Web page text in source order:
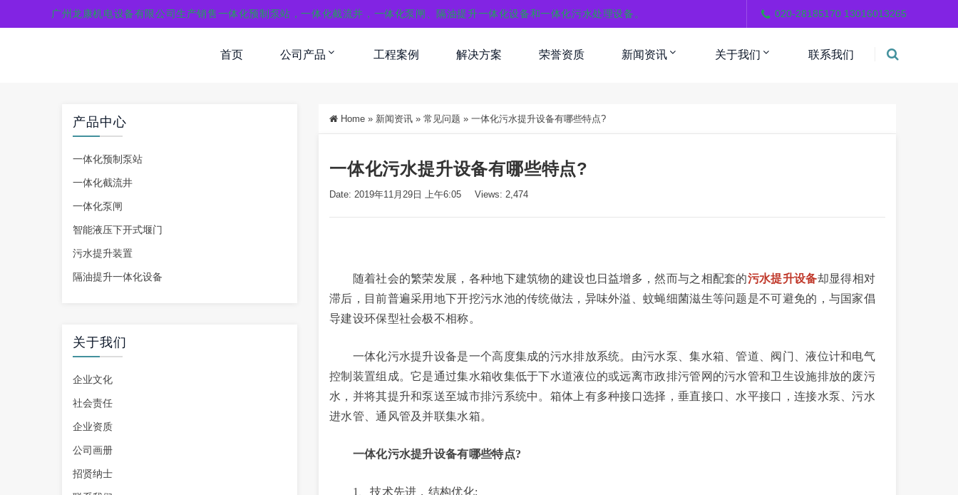
广州龙康机电设备有限公司生产销售一体化预制泵站，一体化截流井，一体化泵闸、隔油提升一体化设备和一体化污水处理设备。 020-28185170 13016013265
首页 公司产品 工程案例 解决方案 荣誉资质 新闻资讯 关于我们 联系我们
产品中心
一体化预制泵站
一体化截流井
一体化泵闸
智能液压下开式堰门
污水提升装置
隔油提升一体化设备
关于我们
企业文化
社会责任
企业资质
公司画册
招贤纳士
Home » 新闻资讯 » 常见问题 » 一体化污水提升设备有哪些特点?
一体化污水提升设备有哪些特点?
Date: 2019年11月29日 上午6:05 Views: 2,474
随着社会的繁荣发展，各种地下建筑物的建设也日益增多，然而与之相配套的污水提升设备却显得相对
滞后，目前普遍采用地下开挖污水池的传统做法，异味外溢、蚊蝇细菌滋生等问题是不可避免的，与国家倡
导建设环保型社会极不相称。
一体化污水提升设备是一个高度集成的污水排放系统。由污水泵、集水箱、管道、阀门、液位计和电气
控制装置组成。它是通过集水箱收集低于下水道液位的或远离市政排污管网的污水管和卫生设施排放的废污
水，并将其提升和泵送至城市排污系统中。箱体上有多种接口选择，垂直接口、水平接口，连接水泵、污水
进水管、通风管及并联集水箱。
一体化污水提升设备有哪些特点?
1、技术先进，结构优化;